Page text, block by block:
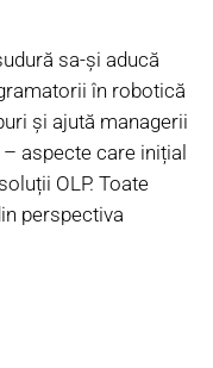
sa-și aducă
în robotică
și ajută managerii
aspecte care inițial
OLP. Toate
perspectiva